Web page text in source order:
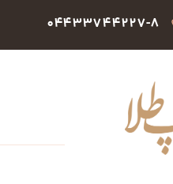
۰۴۴۳۳۷۴۴۲۲۷-۸